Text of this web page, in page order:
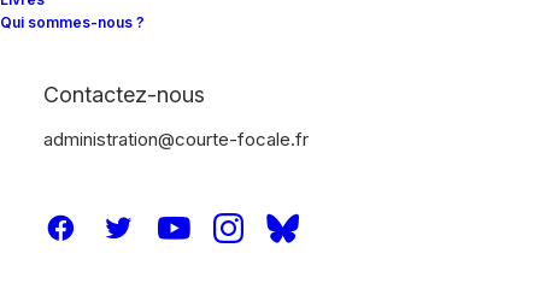
Qui sommes-nous ?
Contactez-nous
administration@courte-focale.fr